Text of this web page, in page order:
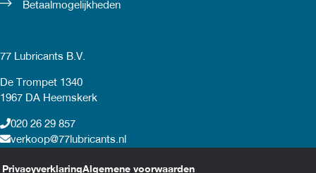
Betaalmogelijkheden
77 Lubricants B.V.
De Trompet 1340
1967 DA Heemskerk
020 26 29 857
verkoop@77lubricants.nl
PrivacyverklaringAlgemene voorwaarden